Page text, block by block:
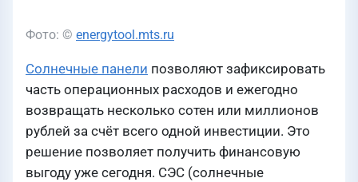
Фото: © energytool.mts.ru
Солнечные панели позволяют зафиксировать
часть операционных расходов и ежегодно
возвращать несколько сотен или миллионов
рублей за счёт всего одной инвестиции. Это
решение позволяет получить финансовую
выгоду уже сегодня. СЭС (солнечные